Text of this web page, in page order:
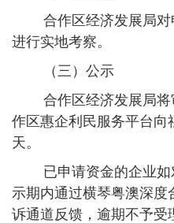
合作区经济发展局对
进行实地考察。
（三）公示
合作区经济发展局将
作区惠企利民服务平台向
天。
已申请资金的企业如
示期内通过横琴粤澳深度
诉通道反馈，逾期不予受